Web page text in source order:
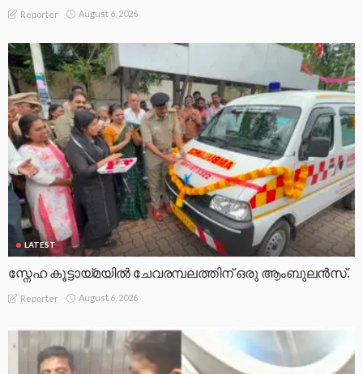
Reporter August 6, 2026
LATEST
സ്നേഹ കൂട്ടായ്മയിൽ ചേവരമ്പലത്തിന് ഒരു ആംബുലൻസ്.
Reporter August 6, 2026